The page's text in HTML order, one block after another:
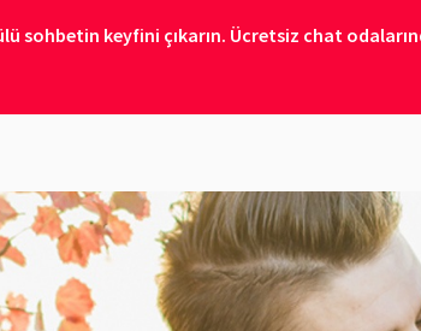
sohbetin keyfini çıkarın. Ücretsiz chat